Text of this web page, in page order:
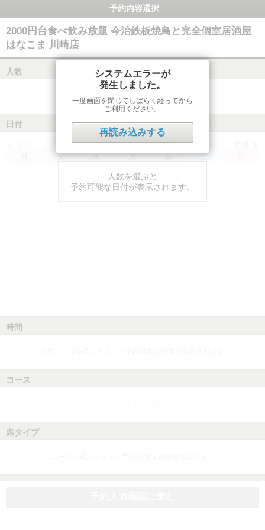
予約内容選択
2000円台食べ飲み放題 今治鉄板焼鳥と完全個室居酒屋
はなこま 川崎店
人数
日付
火 水 木 金 土
人数を選ぶと
予約可能な日付が表示されます。
時間
コース
席タイプ
システムエラーが
発生しました。
一度画面を閉じてしばらく経ってから
ご利用ください。
再読み込みする